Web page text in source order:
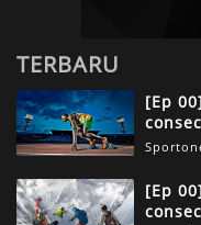
TERBARU
[Ep
[Ep